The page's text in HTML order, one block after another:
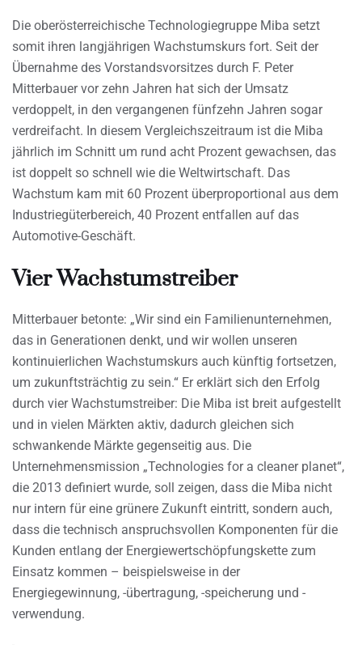
Die oberösterreichische Technologiegruppe Miba setzt
somit ihren langjährigen Wachstumskurs fort. Seit der
Übernahme des Vorstandsvorsitzes durch F. Peter
Mitterbauer vor zehn Jahren hat sich der Umsatz
verdoppelt, in den vergangenen fünfzehn Jahren sogar
verdreifacht. In diesem Vergleichszeitraum ist die Miba
jährlich im Schnitt um rund acht Prozent gewachsen, das
ist doppelt so schnell wie die Weltwirtschaft. Das
Wachstum kam mit 60 Prozent überproportional aus dem
Industriegüterbereich, 40 Prozent entfallen auf das
Automotive-Geschäft.
Vier Wachstumstreiber
Mitterbauer betonte: „Wir sind ein Familienunternehmen,
das in Generationen denkt, und wir wollen unseren
kontinuierlichen Wachstumskurs auch künftig fortsetzen,
um zukunftsträchtig zu sein.“ Er erklärt sich den Erfolg
durch vier Wachstumstreiber: Die Miba ist breit aufgestellt
und in vielen Märkten aktiv, dadurch gleichen sich
schwankende Märkte gegenseitig aus. Die
Unternehmensmission „Technologies for a cleaner planet“,
die 2013 definiert wurde, soll zeigen, dass die Miba nicht
nur intern für eine grünere Zukunft eintritt, sondern auch,
dass die technisch anspruchsvollen Komponenten für die
Kunden entlang der Energiewertschöpfungskette zum
Einsatz kommen – beispielsweise in der
Energiegewinnung, -übertragung, -speicherung und -
verwendung.